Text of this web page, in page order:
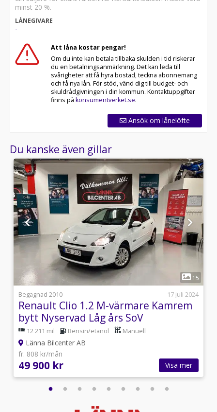
minst 20 %.
LÅNEGIVARE
-
Att låna kostar pengar!
Om du inte kan betala tillbaka skulden i tid riskerar
du en betalningsanmärkning. Det kan leda till
svårigheter att få hyra bostad, teckna abonnemang
och få nya lån. För stöd, vänd dig till budget- och
skuldrådgivningen i din kommun. Kontaktuppgifter
finns på konsumentverket.se.
Ansök om lånelöfte
Du kanske även gillar
1
15
Begagnad 2010
17 juli 2024
Renault Clio 1.2 M-värmare Kamrem
bytt Nyservad Låg års SoV
12 211 mil Bensin/etanol Manuell
Länna Bilcenter AB
fr. 808 kr/mån
49 900 kr Visa mer